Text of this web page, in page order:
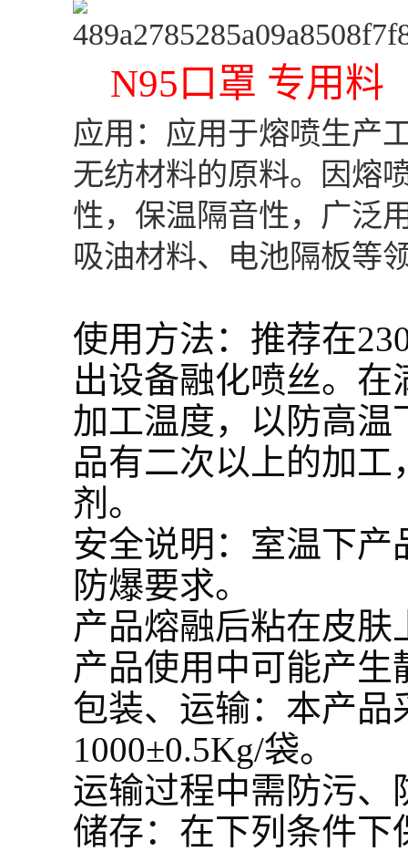
N95口罩 专用料
应用：应用于熔喷生产
无纺材料的原料。因熔
性，保温隔音性，广泛
吸油材料、电池隔板等
使用方法：推荐在
出设备融化喷丝。
加工温度，以防高
品有二次以上的加
剂。
安全说明：室温下
防爆要求。
产品熔融后粘在皮
产品使用中可能产生
包装、运输：本产品
1000±0.5Kg/袋。
运输过程中需防污、
储存：在下列条件下